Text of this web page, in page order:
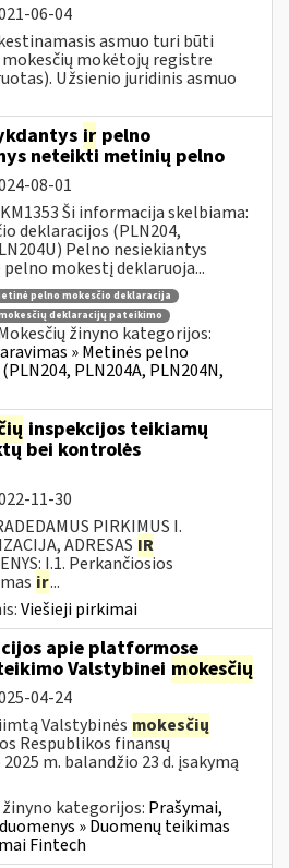
06-04
asmuo turi būti
mokėtojų registre
Užsienio juridinis asmuo
ir pelno
neteikti metinių pelno
08-01
Ši informacija skelbiama:
deklaracijos (PLN204,
Pelno nesiekiantys
mokestį deklaruoja...
pelno mokesčio deklaracija
deklaracijų pateikimo
žinyno kategorijos:
» Metinės pelno
PLN204A, PLN204N,
inspekcijos teikiamų
bei kontrolės
11-30
PIRKIMUS I.
ADRESAS IR
I.1. Perkančiosios
ir...
Viešieji pirkimai
apie platformose
Valstybinei mokesčių
04-24
Valstybinės mokesčių
Respublikos finansų
m. balandžio 23 d. įsakymą
žinyno kategorijos: Prašymai,
» Duomenų teikimas
Fintech